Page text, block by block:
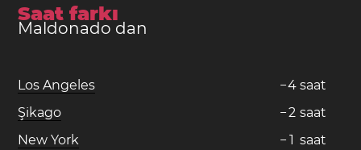
Saat farkı
Maldonado dan
Los Angeles −4 saat
Şikago
−2 saat
New York
− 1 saat